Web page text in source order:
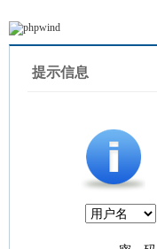
提示信息